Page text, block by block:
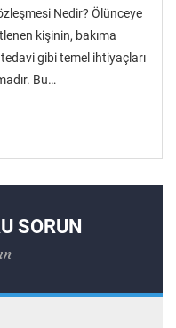
Nedir? Ölünceye
kişinin, bakıma
gibi temel ihtiyaçları
Bu…
SORUN